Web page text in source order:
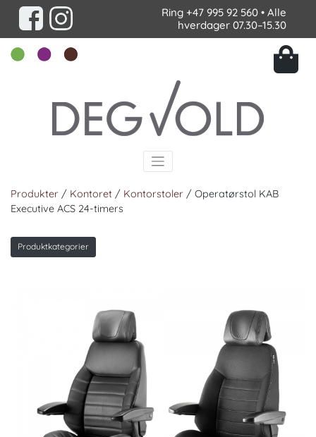
Ring +47 995 92 560 • Alle
hverdager 07.30–15.30
Produkter / Kontoret / Kontorstoler / Operatørstol KAB
Executive ACS 24-timers
Produktkategorier